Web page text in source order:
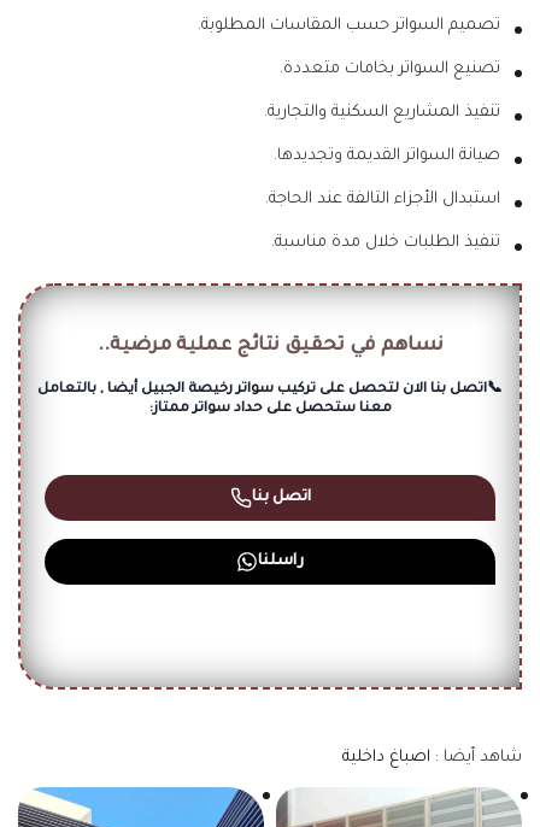
تصميم السواتر حسب المقاسات المطلوبة.
تصنيع السواتر بخامات متعددة.
تنفيذ المشاريع السكنية والتجارية.
صيانة السواتر القديمة وتجديدها.
استبدال الأجزاء التالفة عند الحاجة.
تنفيذ الطلبات خلال مدة مناسبة.
نساهم في تحقيق نتائج عملية مرضية..
📞اتصل بنا الان لتحصل على تركيب سواتر رخيصة الجبيل أيضا , بالتعامل
معنا ستحصل على حداد سواتر ممتاز:
اتصل بنا
راسلنا
شاهد أيضا : اصباغ داخلية